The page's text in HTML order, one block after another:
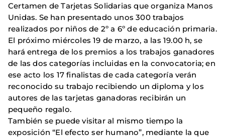
Certamen de Tarjetas Solidarias que organiza Manos
Unidas. Se han presentado unos 300 trabajos
realizados por niños de 2º a 6º de educación primaria.
El próximo miércoles 19 de marzo, a las 19.00 h, se
hará entrega de los premios a los trabajos ganadores
de las dos categorías incluidas en la convocatoria; en
ese acto los 17 finalistas de cada categoría verán
reconocido su trabajo recibiendo un diploma y los
autores de las tarjetas ganadoras recibirán un
pequeño regalo.
También se puede visitar al mismo tiempo la
exposición “El efecto ser humano”, mediante la que